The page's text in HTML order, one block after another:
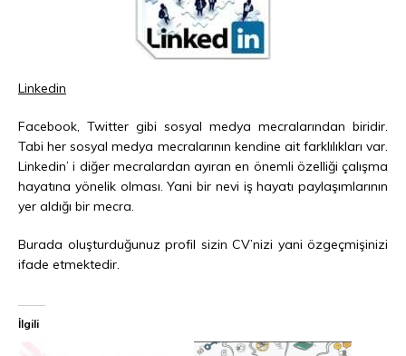
Linkedin
Facebook, Twitter gibi sosyal medya mecralarından biridir.
Tabi her sosyal medya mecralarının kendine ait farklılıkları var.
Linkedin’ i diğer mecralardan ayıran en önemli özelliği çalışma
hayatına yönelik olması. Yani bir nevi iş hayatı paylaşımlarının
yer aldığı bir mecra.
Burada oluşturduğunuz profil sizin CV’nizi yani özgeçmişinizi
ifade etmektedir.
İlgili